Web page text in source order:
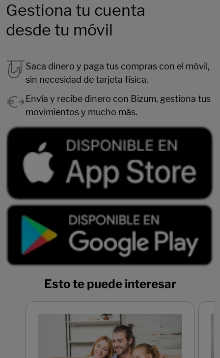
Gestiona tu cuenta
desde tu móvil
Saca dinero y paga tus compras con el móvil,
sin necesidad de tarjeta física.
Envía y recibe dinero con Bizum, gestiona tus
movimientos y mucho más.
Esto te puede interesar